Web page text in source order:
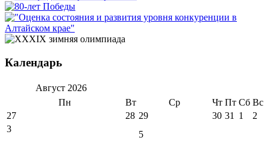
Календарь
Август 2026
Пн
Вт Ср Чт Пт Сб Вс
27
28 29 30 31 1
2
3
5